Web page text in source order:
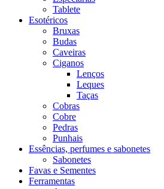
Tablete
Esotéricos
Bruxas
Budas
Caveiras
Ciganos
Lenços
Leques
Taças
Cobras
Cobre
Pedras
Punhais
Essências, perfumes e sabonetes
Sabonetes
Favas e Sementes
Ferramentas